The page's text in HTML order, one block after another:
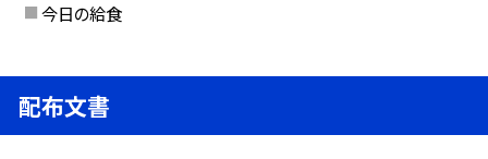
今日の給食
配布文書